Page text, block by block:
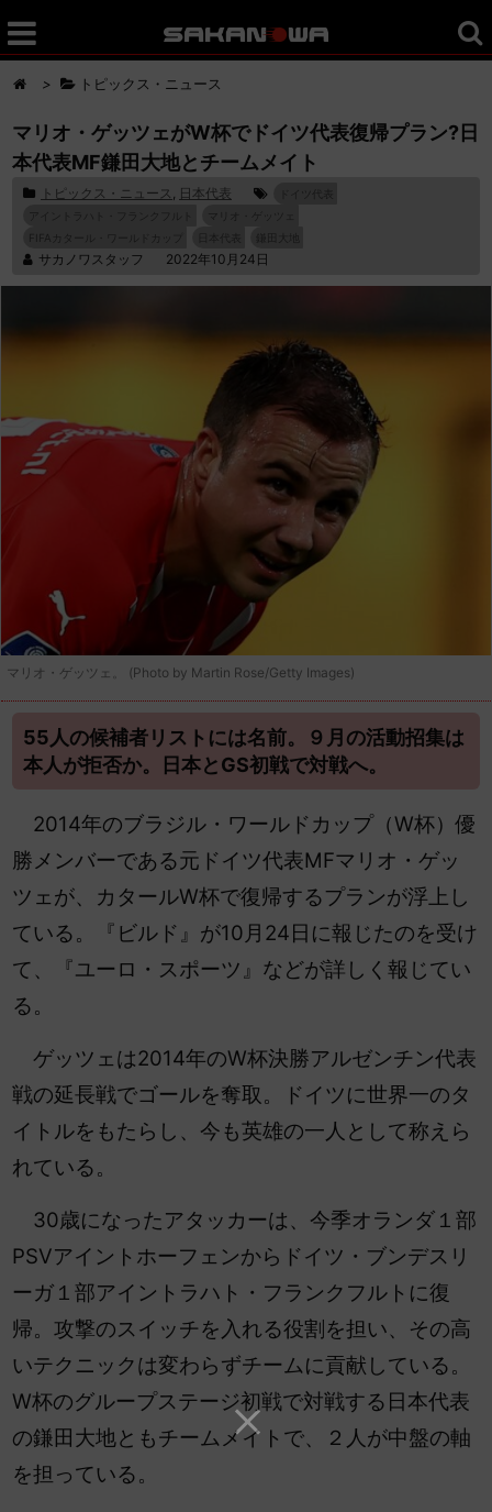
> トピックス・ニュース
マリオ・ゲッツェがW杯でドイツ代表復帰プラン?日
本代表MF鎌田大地とチームメイト
トピックス・ニュース , 日本代表
FIFAカタール・ワールドカップ
サカノワスタッフ 2022年10月24日
マリオ・ゲッツェ。 (Photo by Martin Rose/Getty Images)
55人の候補者リストには名前。９月の活動招集は
本人が拒否か。日本とGS初戦で対戦へ。
2014年のブラジル・ワールドカップ（W杯）優
勝メンバーである元ドイツ代表MFマリオ・ゲッ
ツェが、カタールW杯で復帰するプランが浮上し
ている。『ビルド』が10月24日に報じたのを受け
て、『ユーロ・スポーツ』などが詳しく報じてい
る。
ゲッツェは2014年のW杯決勝アルゼンチン代表
戦の延長戦でゴールを奪取。ドイツに世界一のタ
イトルをもたらし、今も英雄の一人として称えら
れている。
30歳になったアタッカーは、今季オランダ１部
PSVアイントホーフェンからドイツ・ブンデスリ
ーガ１部アイントラハト・フランクフルトに復
帰。攻撃のスイッチを入れる役割を担い、その高
いテクニックは変わらずチームに貢献している。
W杯のグループステージ初戦で対戦する日本代表
の鎌田大地ともチームメイトで、２人が中盤の軸
を担っている。